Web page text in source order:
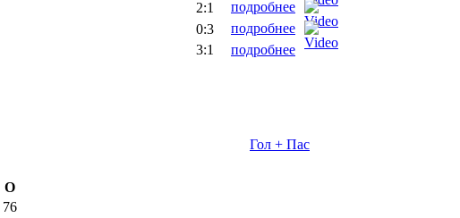
2:1
подробнее
0:3
подробнее
3:1
подробнее
Гол + Пас
О
76